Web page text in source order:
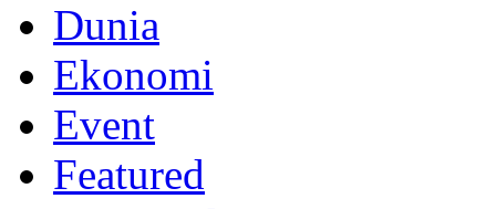
Dunia
Ekonomi
Event
Featured